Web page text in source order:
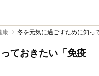
康 冬を元気に過ごすために知っ
ておきたい「免疫